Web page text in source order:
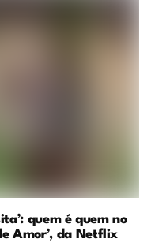
quem é quem no
Amor’, da Netflix